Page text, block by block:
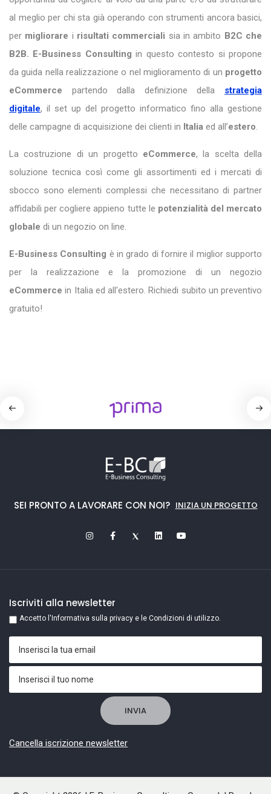
al meglio per chi sta già operando con strumenti ancora basici,
per migliorare i risultati commerciali sia in ambito B2C che
B2B. E-Business Consulting in questo contesto si propone
da guida nella realizzazione o nel miglioramento di un progetto
eCommerce partendo dalla definizione della strategia
digitale, il set up del progetto informatico fino alla gestione
delle campagne di acquisizione dei clienti in Italia ed all’estero.
La costruzione di un progetto eCommerce, la scelta della
soluzione tecnica così come gli assortimenti ed i mercati di
sbocco sono elementi complessi che necessitano di partner
affidabili per cogliere appieno tutte le potenzialità del mercato
globale di un negozio on line.
E-Business Consulting è in grado di fornire il miglior supporto
per la realizzazione e la promozione di un negozio
eCommerce in Italia ed all'estero. Richiedi subito un preventivo
gratuito!
SEI PRONTO A LAVORARE CON NOI? INIZIA UN PROGETTO
Iscriviti alla newsletter
Accetto l'Informativa sulla privacy e le Condizioni di utilizzo.
Cancella iscrizione newsletter